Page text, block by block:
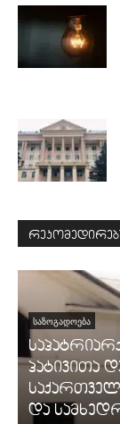
ᲡᲐᲖᲝᲒᲐᲓᲝᲔᲑᲐ
პატივითა
და